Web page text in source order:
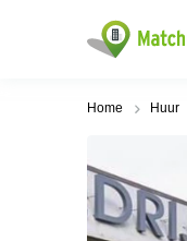
Home Huur